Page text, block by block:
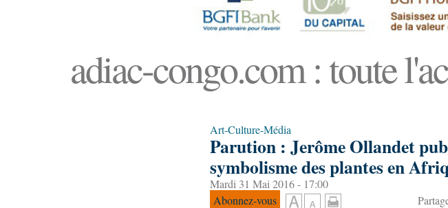
adiac-congo.com : toute
Art-Culture-Média
Parution : Jerôme Ollandet
symbolisme des plantes en
Mardi 31 Mai 2016 - 17:00
Abonnez-vous